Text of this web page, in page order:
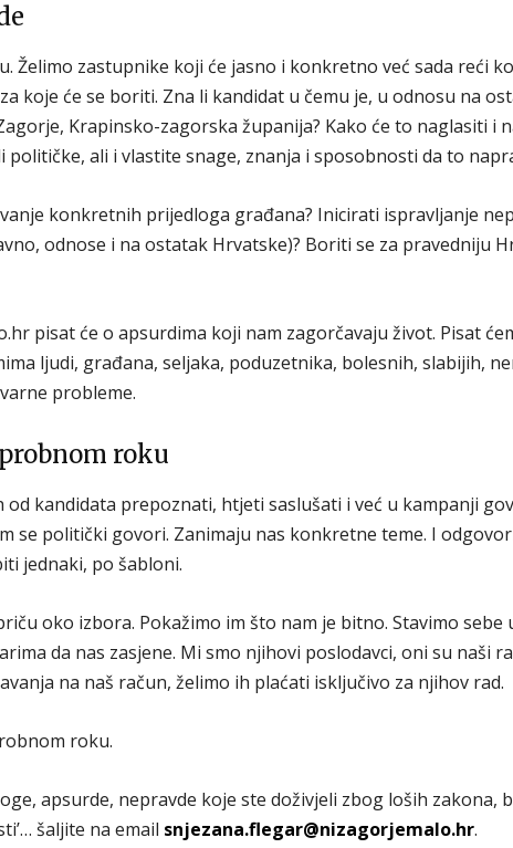
Želimo zastupnike koji će jasno i konkretno već sada reći
koje će se boriti. Zna li kandidat u čemu je, u odnosu na
Krapinsko-zagorska županija? Kako će to naglasiti i
političke, ali i vlastite snage, znanja i sposobnosti da to
konkretnih prijedloga građana? Inicirati ispravljanje
odnose i na ostatak Hrvatske)? Boriti se za pravedniju
pisat će o apsurdima koji nam zagorčavaju život. Pisat
ljudi, građana, seljaka, poduzetnika, bolesnih, slabijih,
probleme.
roku
od kandidata prepoznati, htjeti saslušati i već u kampanji
se politički govori. Zanimaju nas konkretne teme. I
jednaki, po šabloni.
oko izbora. Pokažimo im što nam je bitno. Stavimo sebe
da nas zasjene. Mi smo njihovi poslodavci, oni su naši
na naš račun, želimo ih plaćati isključivo za njihov rad.
roku.
apsurde, nepravde koje ste doživjeli zbog loših zakona,
šaljite na email snjezana.flegar@nizagorjemalo.hr.